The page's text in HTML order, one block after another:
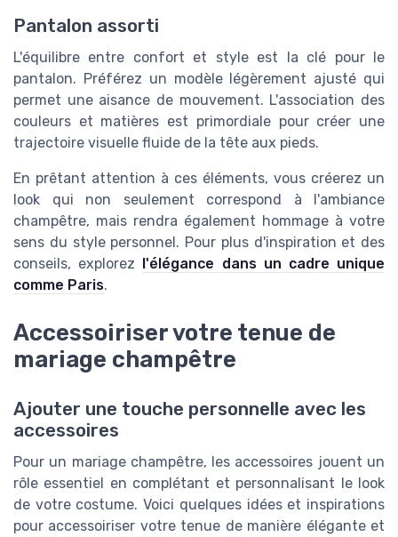
Pantalon assorti
L'équilibre entre confort et style est la clé pour le
pantalon. Préférez un modèle légèrement ajusté qui
permet une aisance de mouvement. L'association des
couleurs et matières est primordiale pour créer une
trajectoire visuelle fluide de la tête aux pieds.
En prêtant attention à ces éléments, vous créerez un
look qui non seulement correspond à l'ambiance
champêtre, mais rendra également hommage à votre
sens du style personnel. Pour plus d'inspiration et des
conseils, explorez l'élégance dans un cadre unique
comme Paris.
Accessoiriser votre tenue de
mariage champêtre
Ajouter une touche personnelle avec les
accessoires
Pour un mariage champêtre, les accessoires jouent un
rôle essentiel en complétant et personnalisant le look
de votre costume. Voici quelques idées et inspirations
pour accessoiriser votre tenue de manière élégante et